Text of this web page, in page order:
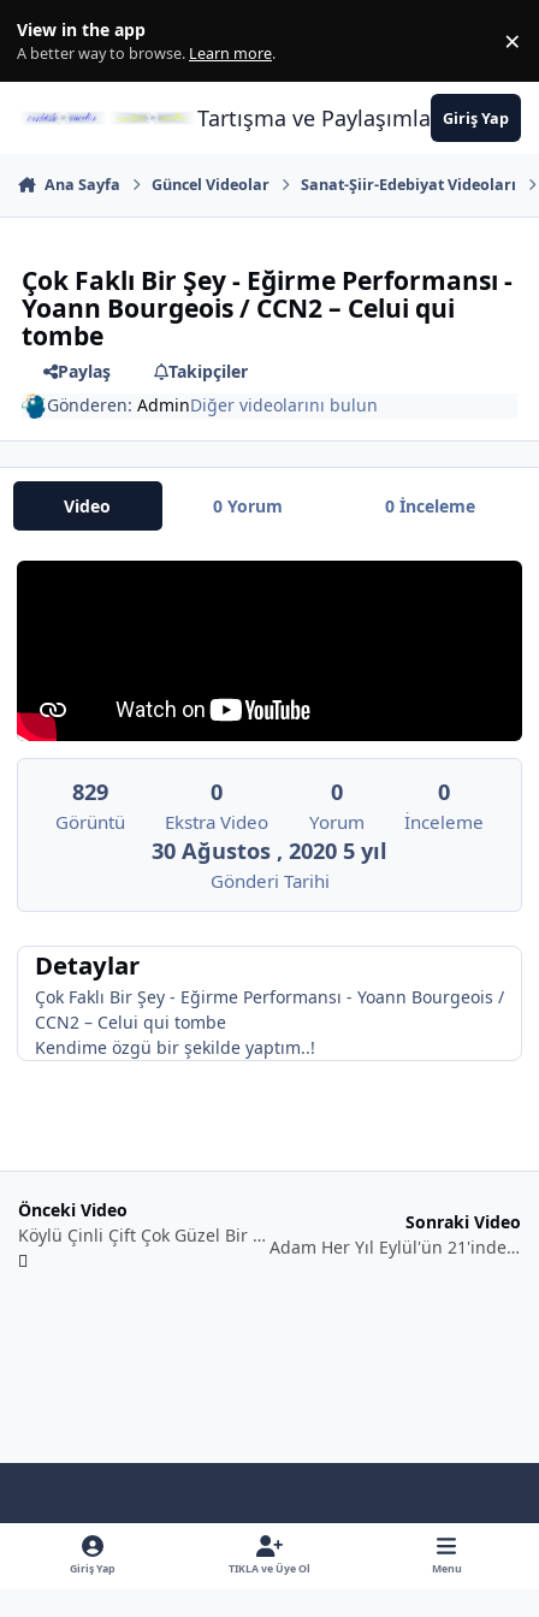
View in the app
A better way to browse. Learn more. ×
Tartışma ve PaylaşımlarınGiriş Yap
Ana Sayfa Güncel Videolar Sanat-Şiir-Edebiyat Videoları
Çok Faklı Bir Şey - Eğirme Performansı -
Yoann Bourgeois / CCN2 – Celui qui
tombe
Paylaş
Takipçiler
Gönderen:AdminDiğer videolarını bulun
Video 0 Yorum 0 İnceleme
829
Görüntü
0
Ekstra Video
0
Yorum
0
İnceleme
30 Ağustos , 2020 5 yıl
Gönderi Tarihi
Detaylar
Çok Faklı Bir Şey - Eğirme Performansı - Yoann Bourgeois /
CCN2 – Celui qui tombe
Kendime özgü bir şekilde yaptım..!
Önceki Video
Köylü Çinli Çift Çok Güzel Bir Dans Gösterisi Sunuyor - Shuffle Dance
Sonraki Video
Adam Her Yıl Eylül'ün 21'inde Bunu Yapıyor
Light ModeDark Mode
y
o
Giriş Yap TIKLA ve Üye Ol Menu